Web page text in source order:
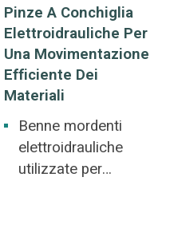
Pinze A Conchiglia
Elettroidrauliche Per
Una Movimentazione
Efficiente Dei
Materiali
Benne mordenti
elettroidrauliche
utilizzate per